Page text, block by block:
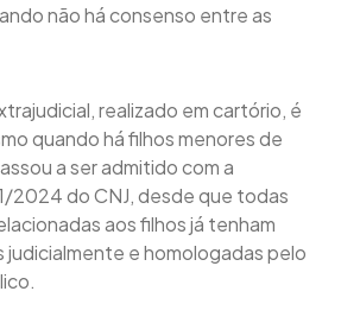
não há consenso entre as
realizado em cartório, é
quando há filhos menores de
a ser admitido com a
2024 do CNJ, desde que todas
aos filhos já tenham
judicialmente e homologadas pelo